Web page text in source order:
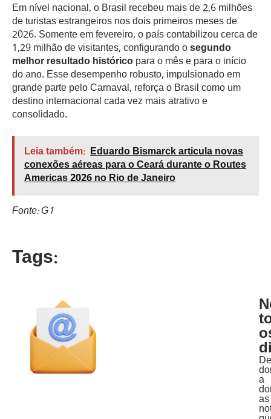
Em nível nacional, o Brasil recebeu mais de 2,6 milhões
de turistas estrangeiros nos dois primeiros meses de
2026. Somente em fevereiro, o país contabilizou cerca de
1,29 milhão de visitantes, configurando osegundo
melhor resultado históricopara o mês e para o início
do ano. Esse desempenho robusto, impulsionado em
grande parte pelo Carnaval, reforça o Brasil como um
destino internacional cada vez mais atrativo e
consolidado.
Leia também: Eduardo Bismarck articula novas
conexões aéreas para o Ceará durante o Routes
Americas 2026 no Rio de Janeiro
Fonte: G1
Tags:
De
a
as